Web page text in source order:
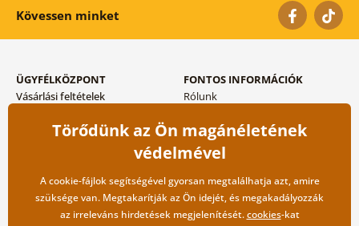
Kövessen minket
ÜGYFÉLKÖZPONT
Vásárlási feltételek
Szállítási és fizetési módok
FONTOS INFORMÁCIÓK
Rólunk
Blog
Kapcsolat
Nagykereskedelmi
együttműködés
Törődünk az Ön magánéletének
védelmével
A cookie-fájlok segítségével gyorsan megtalálhatja azt, amire
szüksége van. Megtakarítják az Ön idejét, és megakadályozzák
az irreleváns hirdetések megjelenítését.cookies-kat